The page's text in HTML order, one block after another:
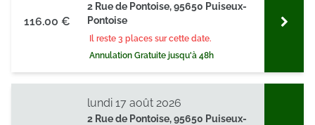
116.00 €
2 Rue de Pontoise, 95650 Puiseux-
Pontoise
Il reste 3 places sur cette date.
Annulation Gratuite jusqu'à 48h
2 Rue de Pontoise, 95650 Puiseux-
lundi 17 août 2026